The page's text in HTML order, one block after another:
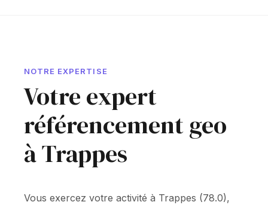
NOTRE EXPERTISE
Votre expert
référencement geo
à Trappes
Vous exercez votre activité à Trappes (78.0),